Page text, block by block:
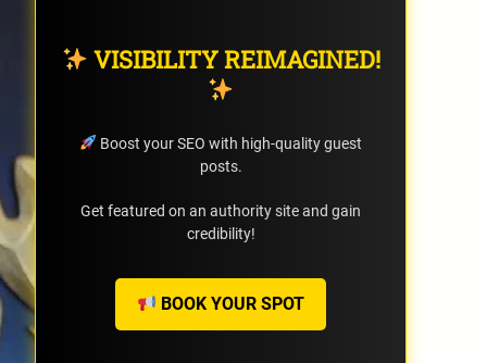
VISIBILITY REIMAGINED!
Boost your SEO with high-quality guest
posts.
Get featured on an authority site and gain
credibility!
BOOK YOUR SPOT